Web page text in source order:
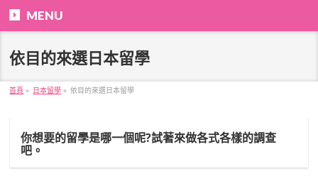
MENU
依目的來選日本留學
首頁 » 日本留學 » 依目的來選日本留學
你想要的留學是哪一個呢?試著來做各式各樣的調查
吧。